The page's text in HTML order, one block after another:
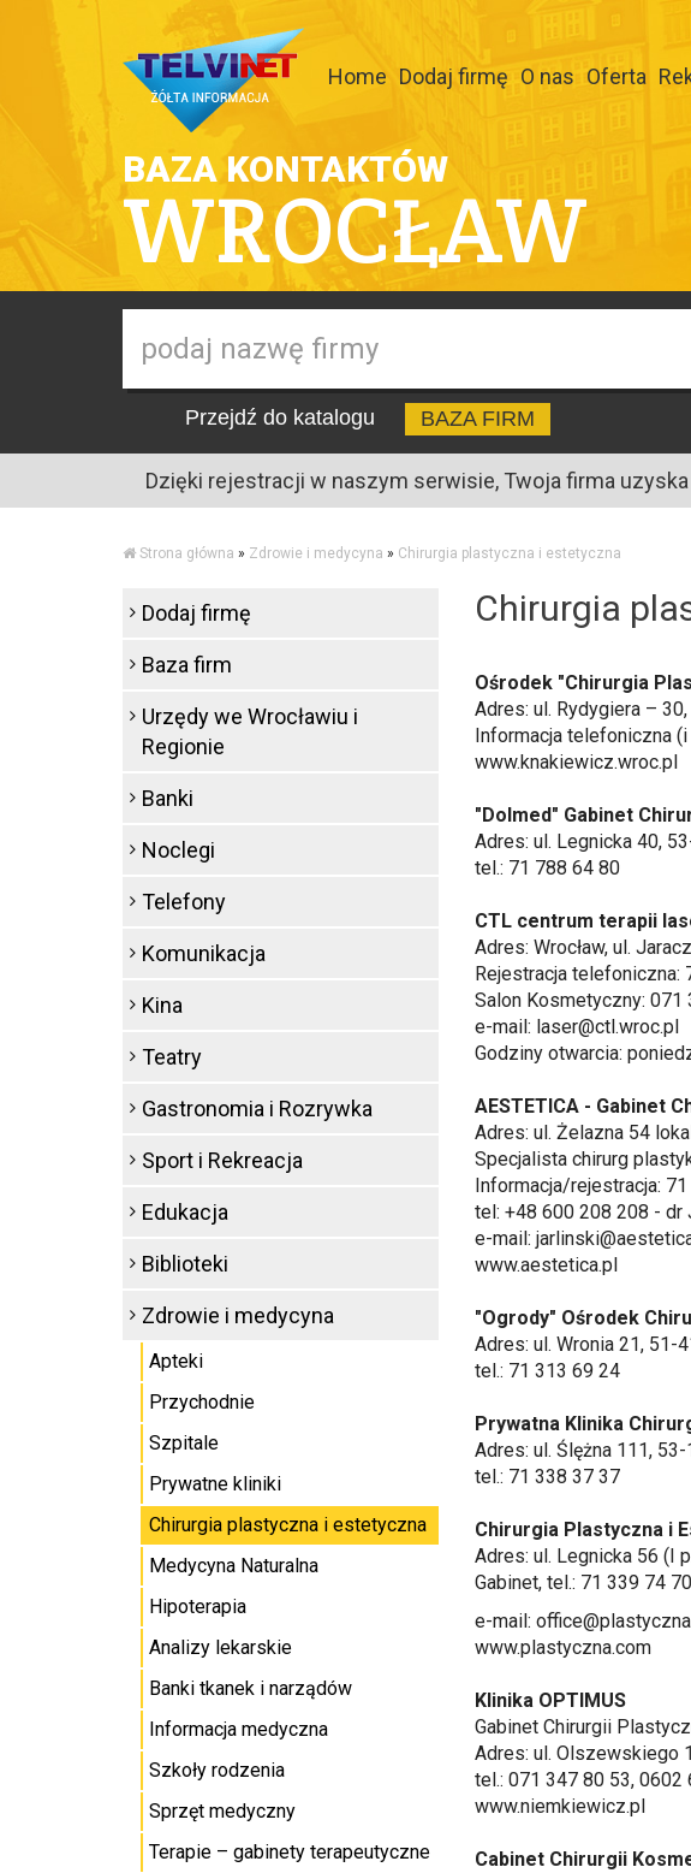
Home Dodaj firmę O nas Oferta
BAZA KONTAKTÓW
WROCŁAW
Przejdź do katalogu BAZA FIRM
Dzięki rejestracji w naszym serwisie, Twoja firma
Strona główna » Zdrowie i medycyna » Chirurgia plastyczna i estetyczna
Chirurgia
Ośrodek "Chirurgia
Adres: ul. Rydygiera – 30,
Informacja telefoniczna
www.knakiewicz.wroc.pl
"Dolmed" Gabinet
Adres: ul. Legnicka 40,
tel.: 71 788 64 80
CTL centrum terapii
Adres: Wrocław, ul.
Rejestracja telefoniczna:
Salon Kosmetyczny: 071
e-mail: laser@ctl.wroc.pl
Godziny otwarcia:
AESTETICA - Gabinet
Adres: ul. Żelazna 54
Specjalista chirurg
Informacja/rejestracja:
tel: +48 600 208 208 - dr
e-mail:
www.aestetica.pl
"Ogrody" Ośrodek
Adres: ul. Wronia 21, 51-
tel.: 71 313 69 24
Prywatna Klinika
Adres: ul. Ślężna 111, 53-
tel.: 71 338 37 37
Chirurgia Plastyczna i
Adres: ul. Legnicka 56 (I
Gabinet, tel.: 71 339 74
e-mail:
www.plastyczna.com
Klinika OPTIMUS
Gabinet Chirurgii
Adres: ul. Olszewskiego
tel.: 071 347 80 53, 0602
www.niemkiewicz.pl
Cabinet Chirurgii
Dodaj firmę
Baza firm
Urzędy we Wrocławiu i
Regionie
Banki
Noclegi
Telefony
Komunikacja
Kina
Teatry
Gastronomia i Rozrywka
Sport i Rekreacja
Edukacja
Biblioteki
Zdrowie i medycyna
Apteki
Przychodnie
Szpitale
Prywatne kliniki
Chirurgia plastyczna i estetyczna
Medycyna Naturalna
Hipoterapia
Analizy lekarskie
Banki tkanek i narządów
Informacja medyczna
Szkoły rodzenia
Sprzęt medyczny
Terapie – gabinety terapeutyczne